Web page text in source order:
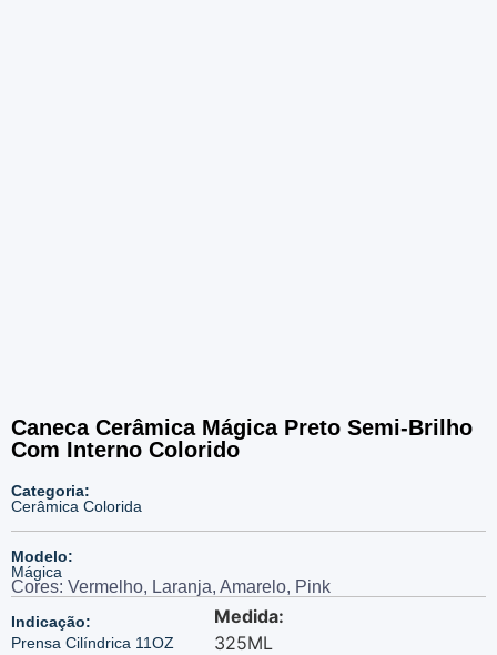
Caneca Cerâmica Mágica Preto Semi-Brilho
Com Interno Colorido
Categoria:
Cerâmica Colorida
Modelo:
Mágica
Indicação:
Prensa Cilíndrica 11OZ
Medida:
325ML
Cores: Vermelho, Laranja, Amarelo, Pink